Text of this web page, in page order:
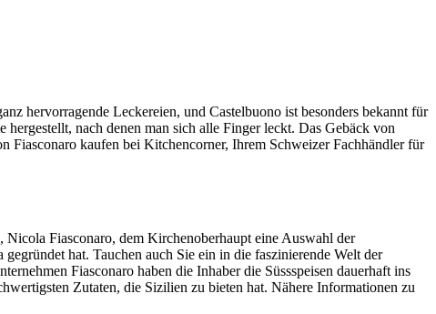
hervorragende Leckereien, und Castelbuono ist besonders bekannt für
nach denen man sich alle Finger leckt. Das Gebäck von
Fiasconaro kaufen bei Kitchencorner, Ihrem Schweizer Fachhändler für
Fiasconaro, dem Kirchenoberhaupt eine Auswahl der
hat. Tauchen auch Sie ein in die faszinierende Welt der
Fiasconaro haben die Inhaber die Süssspeisen dauerhaft ins
Zutaten, die Sizilien zu bieten hat. Nähere Informationen zu